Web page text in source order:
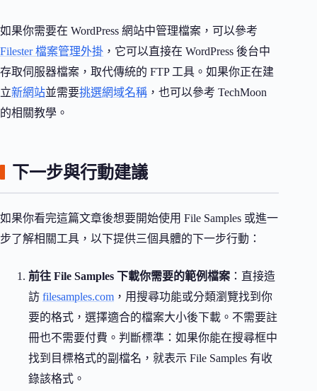
如果你需要在 WordPress 網站中管理檔案，可以參考
Filester 檔案管理外掛 ，它可以直接在 WordPress 後台中
存取伺服器檔案，取代傳統的 FTP 工具。如果你正在建
立新網站並需要挑選網域名稱 ，也可以參考 TechMoon
的相關教學。
下一步與行動建議
如果你看完這篇文章後想要開始使用 File Samples 或進一
步了解相關工具，以下提供三個具體的下一步行動：
前往 File Samples 下載你需要的範例檔案 ：直接造
訪 filesamples.com ，用搜尋功能或分類瀏覽找到你
要的格式，選擇適合的檔案大小後下載。不需要註
冊也不需要付費。判斷標準：如果你能在搜尋框中
找到目標格式的副檔名，就表示 File Samples 有收
錄該格式。